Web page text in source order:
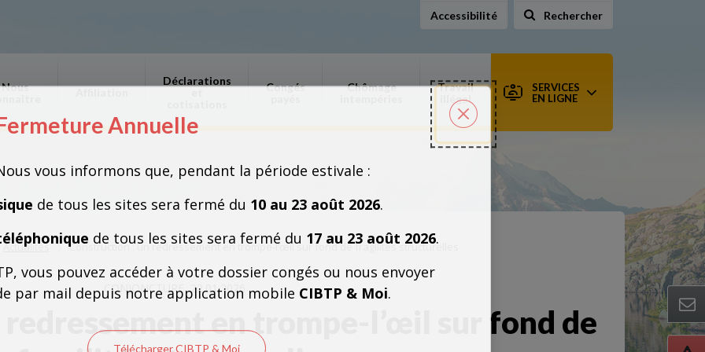
Accessibilité Rechercher
Nous
Déclarations
Congés
Chômage
Travail
illégal
SERVICES
EN LIGNE
Actualités Construction : un redressement en trompe-l’œil sur fond de fragilités structurelles
CONJONCTURE 22.01.2026
en trompe-l’œil sur fond de
Fermer la popin
Annuelle
vous informons que, pendant la période estivale :
de tous les sites sera fermé du 10 au 23 août 2026.
de tous les sites sera fermé du 17 au 23 août 2026.
vous pouvez accéder à votre dossier congés ou nous envoyer
par mail depuis notre application mobile CIBTP & Moi.
Télécharger CIBTP & Moi